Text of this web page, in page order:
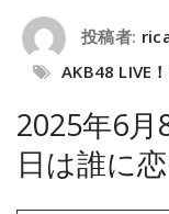
投稿者:
AKB48 LIVE
2025年6月
日は誰に